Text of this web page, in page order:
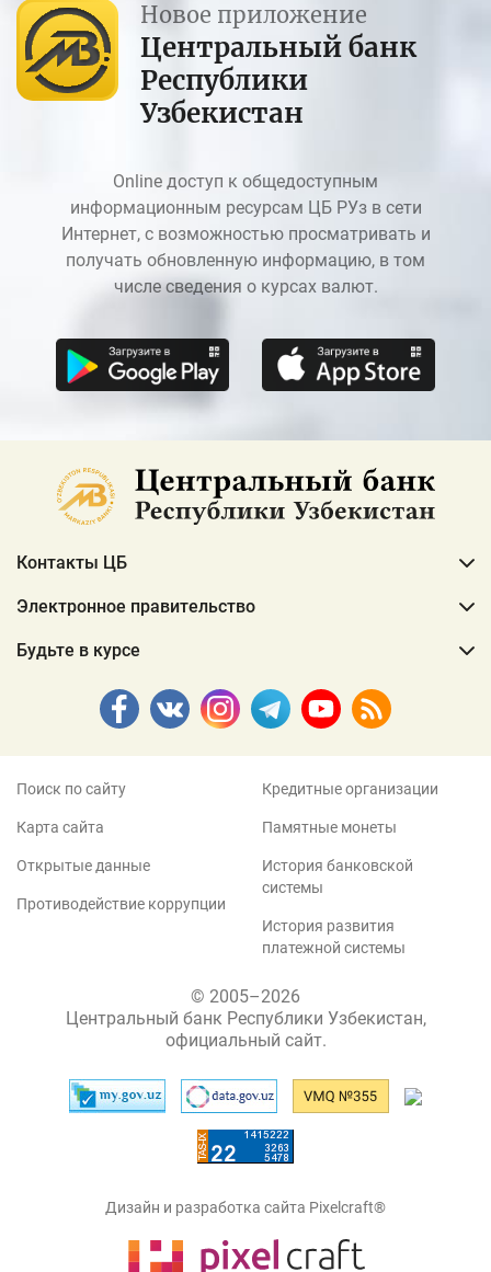
Новое приложение
Центральный банк
Республики
Узбекистан
Online доступ к общедоступным
информационным ресурсам ЦБ РУз в сети
Интернет, с возможностью просматривать и
получать обновленную информацию, в том
числе сведения о курсах валют.
Контакты ЦБ
Электронное правительство
Будьте в курсе
Поиск по сайту
Карта сайта
Открытые данные
Противодействие коррупции
Кредитные организации
Памятные монеты
История банковской
системы
История развития
платежной системы
© 2005–2026
Центральный банк Республики Узбекистан,
официальный сайт.
Дизайн и разработка сайта Pixelcraft®